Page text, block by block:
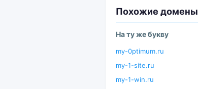
Похожие домены
На ту же букву
my-0ptimum.ru
my-1-site.ru
my-1-win.ru